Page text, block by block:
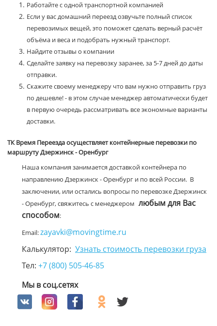
Работайте с одной транспортной компанией
Если у вас домашний переезд озвучьте полный список
перевозимых вещей, это поможет сделать верный расчёт
объёма и веса и подобрать нужный транспорт.
Найдите отзывы о компании
Сделайте заявку на перевозку заранее, за 5-7 дней до даты
отправки.
Скажите своему менеджеру что вам нужно отправить груз
по дешевле! - в этом случае менеджер автоматически будет
в первую очередь рассматривать все экономные варианты
доставки.
ТК Время Переезда осуществляет контейнерные перевозки по
маршруту Дзержинск - Оренбург
Наша компания занимается доставкой контейнера по
направлению Дзержинск - Оренбург и по всей России. В
заключении, или остались вопросы по перевозке Дзержинск
- Оренбург, свяжитесь с менеджером любым для Вас
способом:
Email:zayavki@movingtime.ru
Калькулятор: Узнать стоимость перевозки груза
Тел: +7 (800) 505-46-85
Мы в соц.сетях